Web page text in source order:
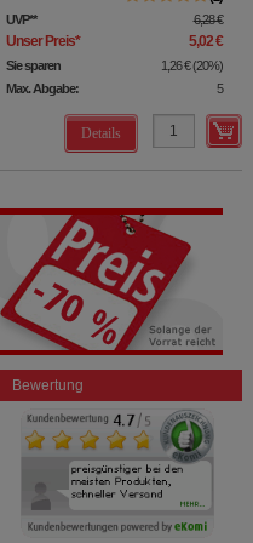
UVP** 6,28 €
Unser Preis* 5,02 €
Sie sparen 1,26 € (20%)
Max. Abgabe:
5
Details
Bewertung